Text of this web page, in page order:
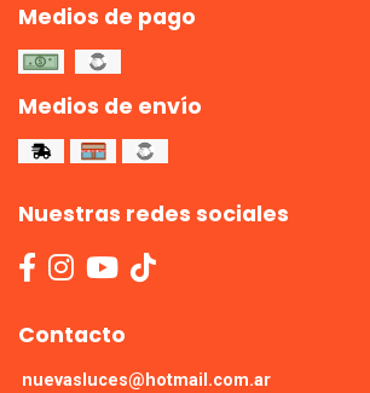
Medios de pago
Medios de envío
Nuestras redes sociales
Contacto
nuevasluces@hotmail.com.ar